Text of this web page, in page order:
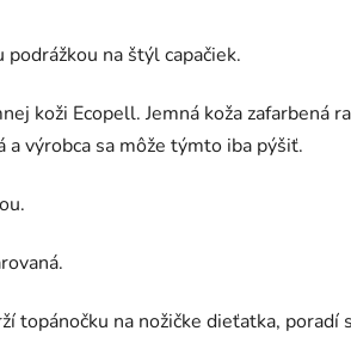
na štýl capačiek.
koži Ecopell. Jemná koža zafarbená
a výrobca sa môže týmto iba pýšiť.
topánočku na nožičke dieťatka, poradí